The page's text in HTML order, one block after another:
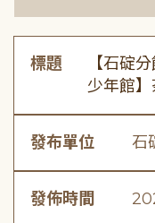
標題
【石碇
少年館
發布單位 石
發佈時間